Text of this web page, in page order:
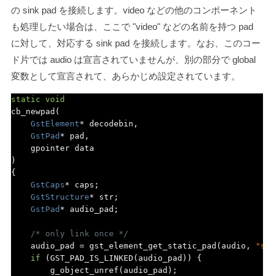
の sink pad を接続します。video などの他のコンポーネント
も処理したい場合は、ここで "video"などの名前を持つ pad
に対して、対応する sink pad を接続します。なお、このコー
ド片では audioは宣言されていませんが、別の部分で global
変数として宣言されて、あらかじめ設定されています。
static void
cb_newpad (
GstElement* decodebin ,
GstPad * pad ,
)
{
GstCaps* caps ;
GstStructure* str;
GstPad * audio_pad ;
/* only link once */
    audio_pad
= gst_element_get_static_pad ( audio ,
if
( GST_PAD_IS_LINKED ( audio_pad ))
{
        g_object_unref
( audio_pad );